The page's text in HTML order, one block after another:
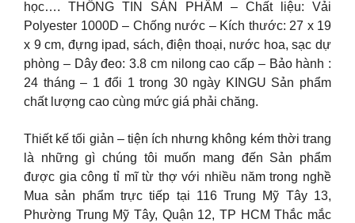
học…. THÔNG TIN SẢN PHẨM – Chất liệu: Vải
Polyester 1000D – Chống nước – Kích thước: 27 x 19
x 9 cm, đựng ipad, sách, điện thoại, nước hoa, sạc dự
phòng – Dây đeo: 3.8 cm nilong cao cấp – Bảo hành :
24 tháng – 1 đổi 1 trong 30 ngày KINGU Sản phẩm
chất lượng cao cùng mức giá phải chăng.
Thiết kế tối giản – tiện ích nhưng không kém thời trang
là những gì chúng tôi muốn mang đến Sản phẩm
được gia công tỉ mĩ từ thợ với nhiều năm trong nghề
Mua sản phẩm trực tiếp tại 116 Trung Mỹ Tây 13,
Phường Trung Mỹ Tây, Quận 12, TP HCM Thắc mắc